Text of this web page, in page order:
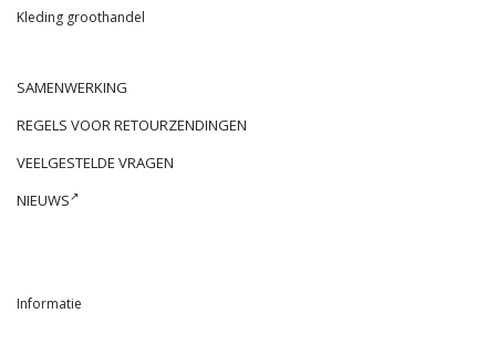
Kleding groothandel
SAMENWERKING
REGELS VOOR RETOURZENDINGEN
VEELGESTELDE VRAGEN
NIEUWS
Informatie